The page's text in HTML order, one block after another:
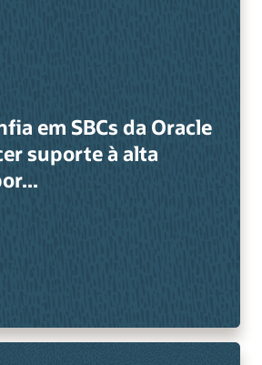
em SBCs da Oracle
suporte à alta